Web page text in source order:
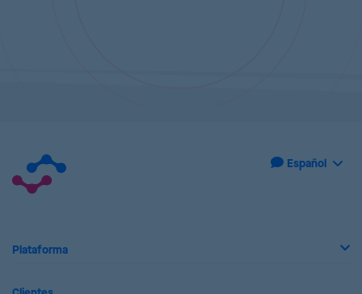
Plataforma